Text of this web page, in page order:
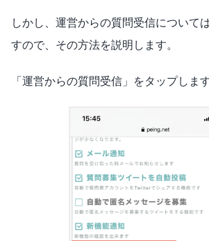
しかし、運営からの質問受信について
すので、その方法を説明します。
「運営からの質問受信」をタップします